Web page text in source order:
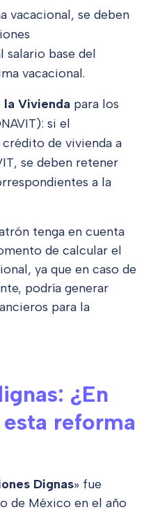
vacacional, se deben
salario base del
vacacional.
la Vivienda para los
si el
de vivienda a
se deben retener
a la
tenga en cuenta
de calcular el
ya que en caso de
podría generar
para la
¿En
reforma
Dignas» fue
de México en el año